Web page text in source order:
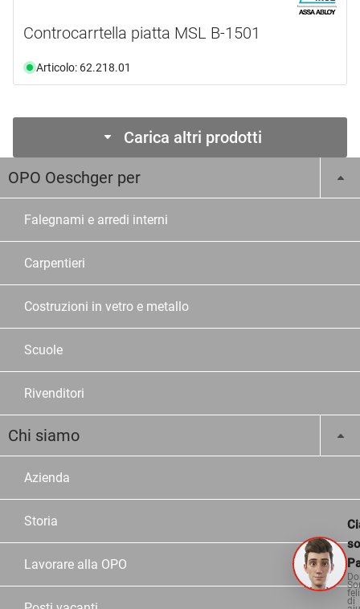
Controcarrtella piatta MSL B-1501
Articolo: 62.218.01
Carica altri prodotti
OPO Oeschger per
Falegnami e arredi interni
Carpentieri
Costruzioni in vetro e metallo
Scuole
Rivenditori
Chi siamo
Azienda
Storia
Lavorare alla OPO
di